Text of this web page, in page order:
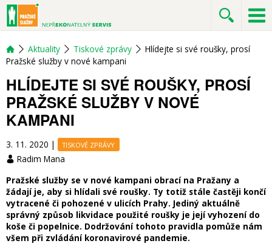
Aktuality Tiskové zprávy
Hlídejte si své roušky, prosí
Pražské služby v nové kampani
HLÍDEJTE SI SVÉ ROUŠKY, PROSÍ
PRAŽSKÉ SLUŽBY V NOVÉ
KAMPANI
3. 11. 2020 | TISKOVÉ ZPRÁVY
Radim Mana
Pražské služby se v nové kampani obrací na Pražany a
žádají je, aby si hlídali své roušky. Ty totiž stále častěji končí
vytracené či pohozené v ulicích Prahy. Jediný aktuálně
správný způsob likvidace použité roušky je její vyhození do
koše či popelnice. Dodržování tohoto pravidla pomůže nám
všem při zvládání koronavirové pandemie.